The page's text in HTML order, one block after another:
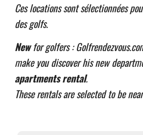
Ces locations sont sélectionnées
des golfs.
Newfor golfers :
make you discover his new
apartments rental.
These rentals are selected to be